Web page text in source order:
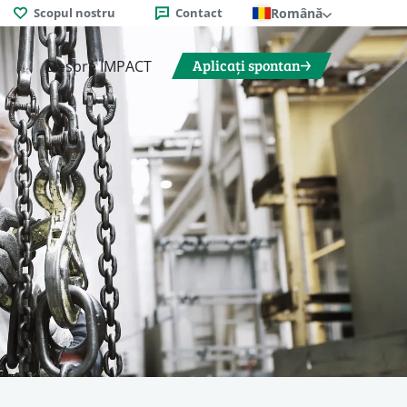
Scopul nostru Contact Română
Despre IMPACT Aplicați spontan